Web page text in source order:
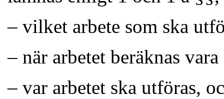
– vilket arbete som ska
– när arbetet beräknas
– var arbetet ska utföras,